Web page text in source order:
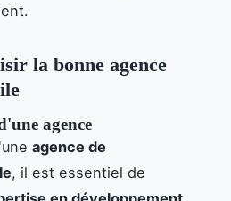
la bonne agence
agence
agence de
, il est essentiel de